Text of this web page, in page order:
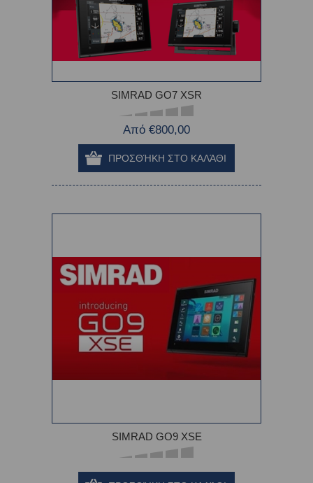
SIMRAD GO7 XSR
Από €800,00
SIMRAD GO9 XSE